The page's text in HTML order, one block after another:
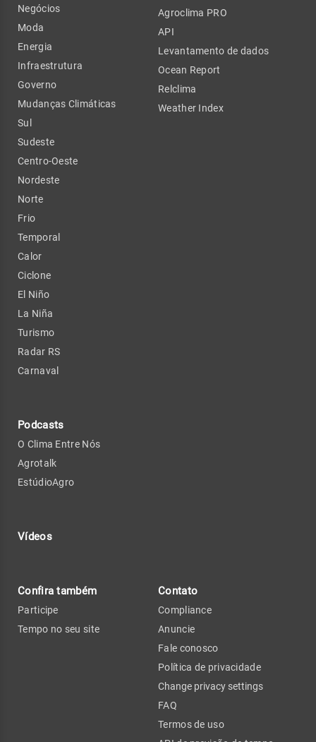
Negócios
Moda
Energia
Infraestrutura
Governo
Mudanças Climáticas
Sul
Sudeste
Centro-Oeste
Nordeste
Norte
Frio
Temporal
Calor
Ciclone
El Niño
La Niña
Turismo
Radar RS
Carnaval
Podcasts
O Clima Entre Nós
Agrotalk
EstúdioAgro
Vídeos
Agroclima PRO
API
Levantamento de dados
Ocean Report
Relclima
Weather Index
Confira também
Participe
Tempo no seu site
Contato
Compliance
Anuncie
Fale conosco
Política de privacidade
Change privacy settings
FAQ
Termos de uso